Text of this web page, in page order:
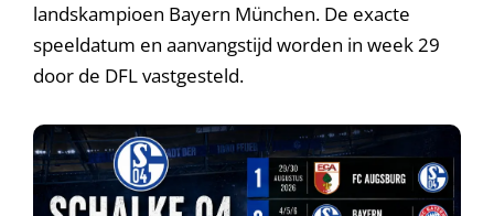
landskampioen Bayern München. De exacte
speeldatum en aanvangstijd worden in week 29
door de DFL vastgesteld.